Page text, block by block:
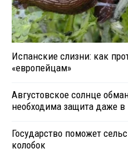
Испанские слизни: как
«европейцам»
Августовское солнце
необходима защита даже в
Государство поможет
колобок